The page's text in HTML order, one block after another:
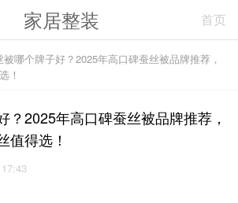
家居整装 首页
被哪个牌子好？2025年高口碑蚕丝被品牌推荐，
！
？2025年高口碑蚕丝被品牌推荐，
值得选！